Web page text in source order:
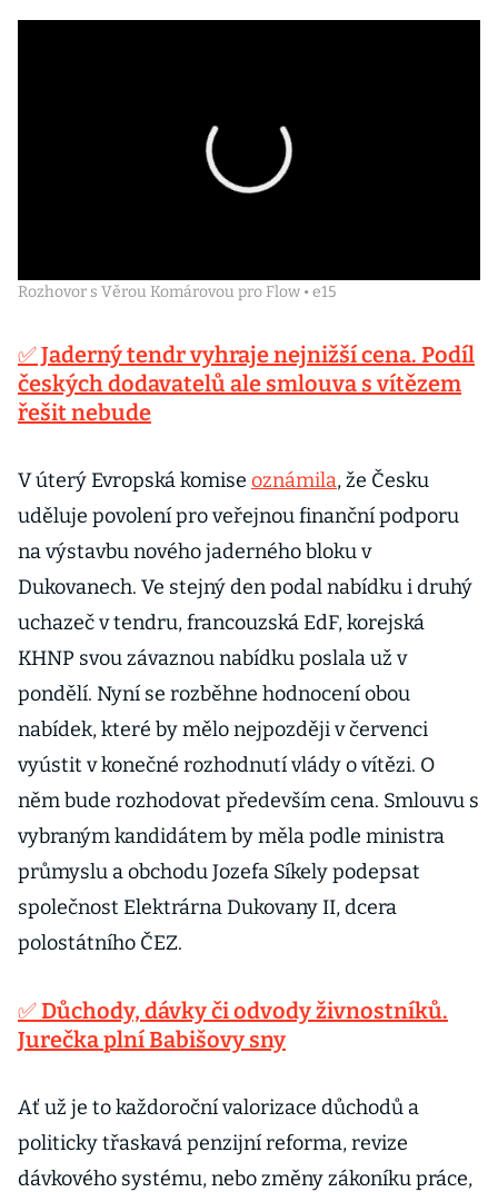
Rozhovor s Věrou Komárovou pro Flow • e15
✅ Jaderný tendr vyhraje nejnižší cena. Podíl
českých dodavatelů ale smlouva s vítězem
řešit nebude
V úterý Evropská komise oznámila, že Česku
uděluje povolení pro veřejnou finanční podporu
na výstavbu nového jaderného bloku v
Dukovanech. Ve stejný den podal nabídku i druhý
uchazeč v tendru, francouzská EdF, korejská
KHNP svou závaznou nabídku poslala už v
pondělí. Nyní se rozběhne hodnocení obou
nabídek, které by mělo nejpozději v červenci
vyústit v konečné rozhodnutí vlády o vítězi. O
něm bude rozhodovat především cena. Smlouvu s
vybraným kandidátem by měla podle ministra
průmyslu a obchodu Jozefa Síkely podepsat
společnost Elektrárna Dukovany II, dcera
polostátního ČEZ.
✅ Důchody, dávky či odvody živnostníků.
Jurečka plní Babišovy sny
Ať už je to každoroční valorizace důchodů a
politicky třaskavá penzijní reforma, revize
dávkového systému, nebo změny zákoníku práce,